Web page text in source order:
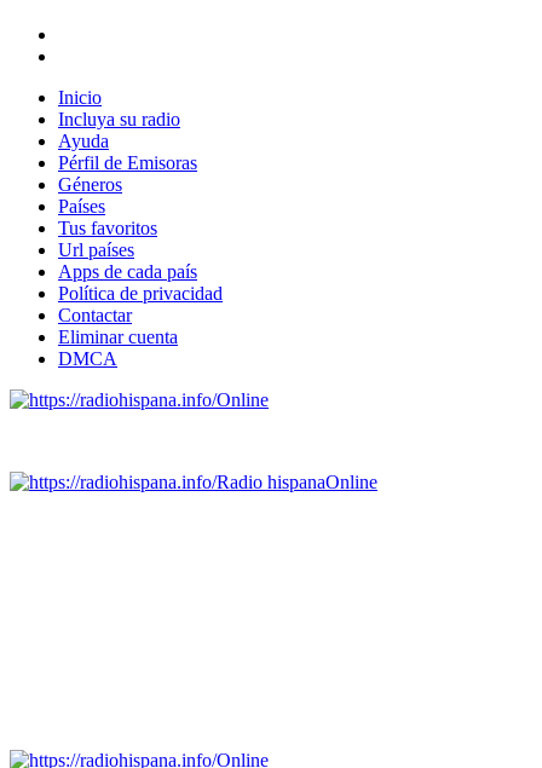
Inicio
Incluya su radio
Ayuda
Pérfil de Emisoras
Géneros
Países
Tus favoritos
Url países
Apps de cada país
Política de privacidad
Contactar
Eliminar cuenta
DMCA
Online
Radio hispanaOnline
Online